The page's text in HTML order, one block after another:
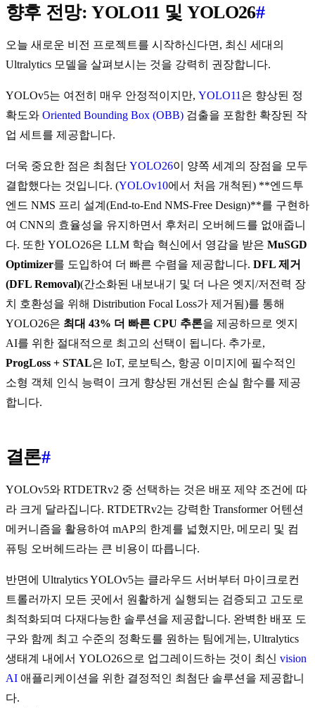
향후 전망: YOLO11 및 YOLO26#
오늘 새로운 비전 프로젝트를 시작하신다면, 최신 세대의
Ultralytics 모델을 살펴보시는 것을 강력히 권장합니다.
YOLOv5는 여전히 매우 안정적이지만, YOLO11 은 향상된 정
확도와 Oriented Bounding Box (OBB) 검출을 포함한 확장된 작
업 세트를 제공합니다.
더욱 중요한 점은 최첨단 YOLO26이 양쪽 세계의 장점을 모두
결합했다는 것입니다. (YOLOv10에서 처음 개척된) **엔드투
엔드 NMS 프리 설계(End-to-End NMS-Free Design)**를 구현하
여 CNN의 효율성을 유지하면서 후처리 오버헤드를 없애줍니
다. 또한 YOLO26은 LLM 학습 혁신에서 영감을 받은 MuSGD
Optimizer를 도입하여 더 빠른 수렴을 제공합니다. DFL 제거
(DFL Removal)(간소화된 내보내기 및 더 나은 엣지/저전력 장
치 호환성을 위해 Distribution Focal Loss가 제거됨)를 통해
YOLO26은 최대 43% 더 빠른 CPU 추론을 제공하므로 엣지
AI를 위한 절대적으로 최고의 선택이 됩니다. 추가로,
ProgLoss + STAL은 IoT, 로보틱스, 항공 이미지에 필수적인
소형 객체 인식 능력이 크게 향상된 개선된 손실 함수를 제공
합니다.
결론#
YOLOv5와 RTDETRv2 중 선택하는 것은 배포 제약 조건에 따
라 크게 달라집니다. RTDETRv2는 강력한 Transformer 어텐션
메커니즘을 활용하여 mAP의 한계를 넓혔지만, 메모리 및 컴
퓨팅 오버헤드라는 큰 비용이 따릅니다.
반면에 Ultralytics YOLOv5는 클라우드 서버부터 마이크로컨
트롤러까지 모든 곳에서 원활하게 실행되는 검증되고 고도로
최적화되며 다재다능한 솔루션을 제공합니다. 완벽한 배포 도
구와 함께 최고 수준의 정확도를 원하는 팀에게는, Ultralytics
생태계 내에서 YOLO26으로 업그레이드하는 것이 최신 vision
AI 애플리케이션을 위한 결정적인 최첨단 솔루션을 제공합니
다.